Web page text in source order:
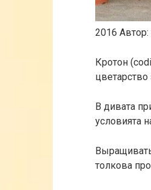
2016 Автор:
Кротон
цветарство
В дивата
условията
толкова